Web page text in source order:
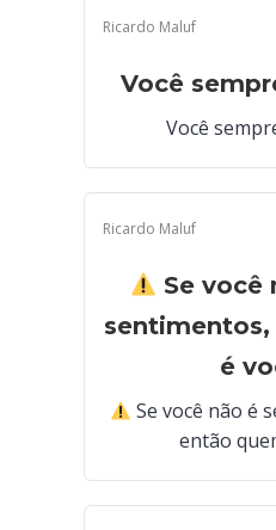
Ricardo Maluf
Você
Você
Ricardo Maluf
Se você
é
Se você não é
então